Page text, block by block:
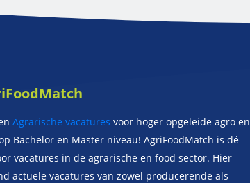
Agrarische vacatures voor hoger opgeleide agro en
Bachelor en Master niveau! AgriFoodMatch is dé
vacatures in de agrarische en food sector. Hier
actuele vacatures van zowel producerende als